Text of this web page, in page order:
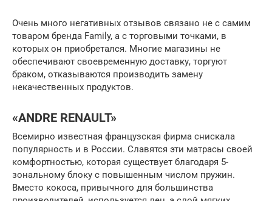
Очень много негативных отзывов связано не с самим
товаром бренда Family, а с торговыми точками, в
которых он приобретался. Многие магазины не
обеспечивают своевременную доставку, торгуют
браком, отказываются производить замену
некачественных продуктов.
«ANDRE RENAULT»
Всемирно известная французская фирма снискала
популярность и в России. Славятся эти матрасы своей
комфортностью, которая существует благодаря 5-
зональному блоку с повышенным числом пружин.
Вместо кокоса, привычного для большинства